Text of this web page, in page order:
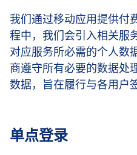
我们通过移动应用提供付
程中，我们会引入相关服
对应服务所必需的个人数
商遵守所有必要的数据处
数据，旨在履行与各用户
单点登录